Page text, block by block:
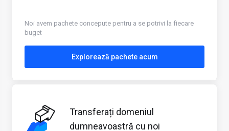
Noi avem pachete concepute pentru a se potrivi la fiecare
buget
Explorează pachete acum
Transferați domeniul
dumneavoastră cu noi